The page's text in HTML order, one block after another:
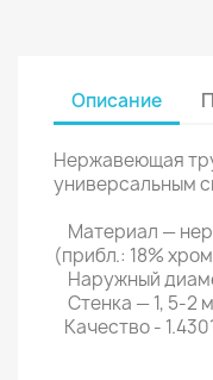
Описание
Нержавеющая
универсальным
Материал —
(прибл.: 18%
Наружный
Стенка — 1, 5-2
Качество -